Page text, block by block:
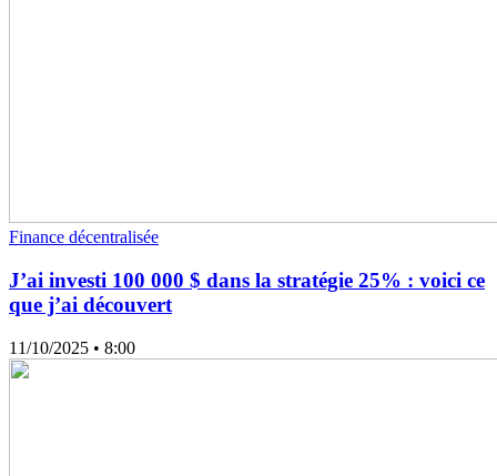
Finance décentralisée
J’ai investi 100 000 $ dans la stratégie 25% : voici ce
que j’ai découvert
11/10/2025 • 8:00